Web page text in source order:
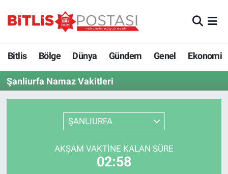
Bitlis Bölge Dünya Gündem Genel Ekonomi
Şanliurfa Namaz Vakitleri
ŞANLIURFA
AKŞAM VAKTINE KALAN SÜRE
02:58
Bölge
Bitlis Trafik Yoğunluk Haritası
Süper Lig Puan Durumu ve Fikstür
Tüm Manşetler
Son Dakika Haberleri